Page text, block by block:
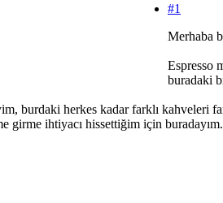
#1
Merhaba
Espresso
buradaki
burdaki herkes kadar farklı
girme ihtiyacı hissettiğim için buradayım.